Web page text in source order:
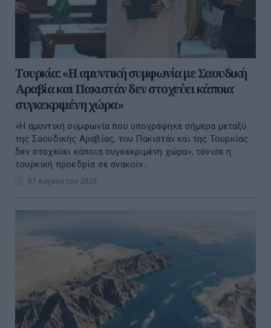
Τουρκία: «Η αμυντική συμφωνία με Σαουδική
Αραβία και Πακιστάν δεν στοχεύει κάποια
συγκεκριμένη χώρα»
«Η αμυντική συμφωνία που υπογράφηκε σήμερα μεταξύ
της Σαουδικής Αραβίας, του Πακιστάν και της Τουρκίας
δεν στοχεύει κάποια συγκεκριμένη χώρα», τόνισε η
τουρκική προεδρία σε ανακοίν...
07 Αυγούστου 2026